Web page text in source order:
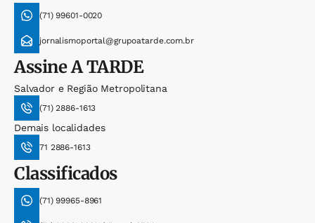
(71) 99601-0020
jornalismoportal@grupoatarde.com.br
AssineA TARDE
Salvador e Região Metropolitana
(71) 2886-1613
Demais localidades
71 2886-1613
Classificados
(71) 99965-8961